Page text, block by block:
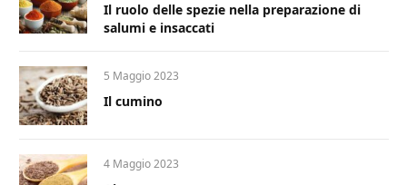
Il ruolo delle spezie nella preparazione di
salumi e insaccati
5 Maggio 2023
Il cumino
4 Maggio 2023